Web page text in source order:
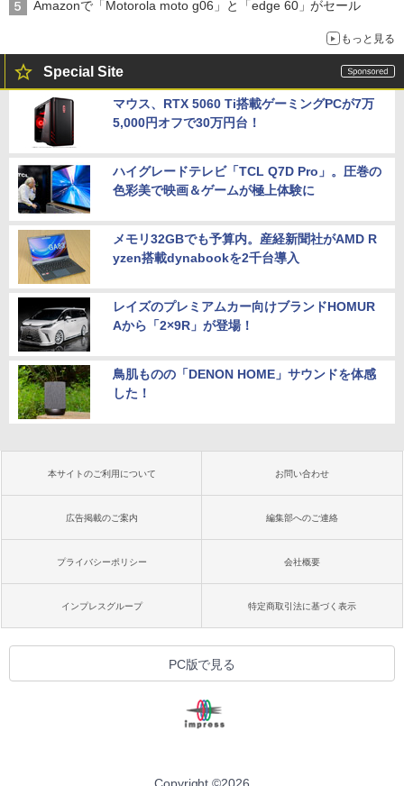
Amazonで「Motorola moto g06」と「edge 60」がセール
もっと見る
Special Site
マウス、RTX 5060 Ti搭載ゲーミングPCが7万
5,000円オフで30万円台！
ハイグレードテレビ「TCL Q7D Pro」。圧巻の
色彩美で映画＆ゲームが極上体験に
メモリ32GBでも予算内。産経新聞社がAMD R
yzen搭載dynabookを2千台導入
レイズのプレミアムカー向けブランドHOMUR
Aから「2×9R」が登場！
鳥肌ものの「DENON HOME」サウンドを体感
した！
本サイトのご利用について お問い合わせ
広告掲載のご案内 編集部へのご連絡
プライバシーポリシー 会社概要
インプレスグループ 特定商取引法に基づく表示
PC版で見る